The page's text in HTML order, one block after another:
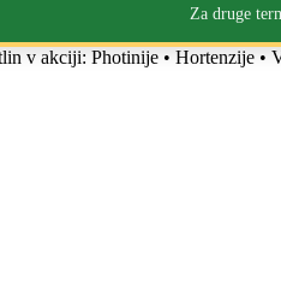
Za druge
v akciji: Photinije • Hortenzije •